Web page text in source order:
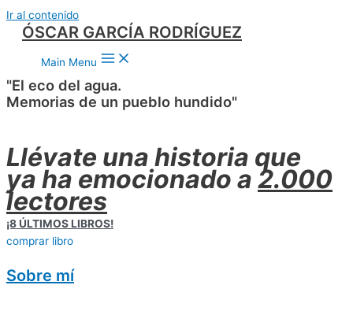
Ir al contenido
ÓSCAR GARCÍA RODRÍGUEZ
Main Menu
"El eco del agua.
Memorias de un pueblo hundido"
Llévate una historia que
ya ha emocionado a 2.000
lectores
¡8 ÚLTIMOS LIBROS!
comprar libro
Sobre mí